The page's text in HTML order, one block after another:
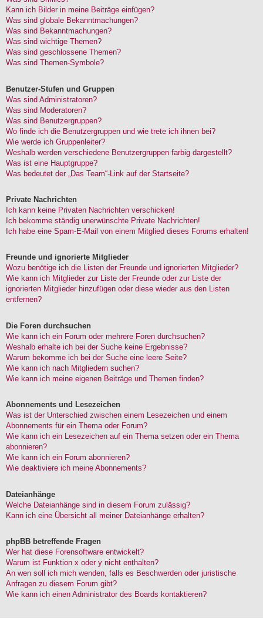
Kann ich Bilder in meine Beiträge einfügen?
Was sind globale Bekanntmachungen?
Was sind Bekanntmachungen?
Was sind wichtige Themen?
Was sind geschlossene Themen?
Was sind Themen-Symbole?
Benutzer-Stufen und Gruppen
Was sind Administratoren?
Was sind Moderatoren?
Was sind Benutzergruppen?
Wo finde ich die Benutzergruppen und wie trete ich ihnen bei?
Wie werde ich Gruppenleiter?
Weshalb werden verschiedene Benutzergruppen farbig dargestellt?
Was ist eine Hauptgruppe?
Was bedeutet der „Das Team“-Link auf der Startseite?
Private Nachrichten
Ich kann keine Privaten Nachrichten verschicken!
Ich bekomme ständig unerwünschte Private Nachrichten!
Ich habe eine Spam-E-Mail von einem Mitglied dieses Forums erhalten!
Freunde und ignorierte Mitglieder
Wozu benötige ich die Listen der Freunde und ignorierten Mitglieder?
Wie kann ich Mitglieder zur Liste der Freunde oder zur Liste der
ignorierten Mitglieder hinzufügen oder diese wieder aus den Listen
entfernen?
Die Foren durchsuchen
Wie kann ich ein Forum oder mehrere Foren durchsuchen?
Weshalb erhalte ich bei der Suche keine Ergebnisse?
Warum bekomme ich bei der Suche eine leere Seite?
Wie kann ich nach Mitgliedern suchen?
Wie kann ich meine eigenen Beiträge und Themen finden?
Abonnements und Lesezeichen
Was ist der Unterschied zwischen einem Lesezeichen und einem
Abonnements für ein Thema oder Forum?
Wie kann ich ein Lesezeichen auf ein Thema setzen oder ein Thema
abonnieren?
Wie kann ich ein Forum abonnieren?
Wie deaktiviere ich meine Abonnements?
Dateianhänge
Welche Dateianhänge sind in diesem Forum zulässig?
Kann ich eine Übersicht all meiner Dateianhänge erhalten?
phpBB betreffende Fragen
Wer hat diese Forensoftware entwickelt?
Warum ist Funktion x oder y nicht enthalten?
An wen soll ich mich wenden, falls es Beschwerden oder juristische
Anfragen zu diesem Forum gibt?
Wie kann ich einen Administrator des Boards kontaktieren?